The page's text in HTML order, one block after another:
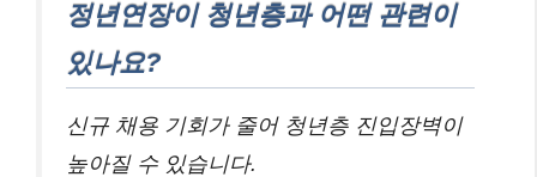
정년연장이 청년층과 어떤 관련이
있나요?
신규 채용 기회가 줄어 청년층 진입장벽이
높아질 수 있습니다.